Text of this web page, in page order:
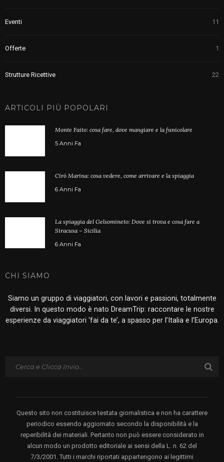
Eventi 11
Offerte 1
Strutture Ricettive 22
ARTICOLI PIÙ POPOLARI
Monte Faito: cosa fare, dove mangiare e la funicolare
5 Anni Fa
Cirò Marina: cosa vedere, come arrivare e la spiaggia
6 Anni Fa
La spiaggia del Gelsomineto: Dove si trova e cosa fare a
Siracusa – Sicilia
6 Anni Fa
CHI SIAMO
Siamo un gruppo di viaggiatori, con lavori e passioni, totalmente
diversi. In questo modo è nato DreamTrip: raccontare le nostre
esperienze da viaggiatori ‘fai da te’, a spasso per l’Italia e l’Europa.
Questo sito non costituisce testata giornalistica e non ha carattere
periodico essendo aggiornato secondo la disponibilità e la
reperibilità dei materiali. Pertanto non può essere considerato in
alcun modo un prodotto editoriale ai sensi della L. n. 62 del
7/3/2001. Tutti i marchi riportati appartengono ai legittimi